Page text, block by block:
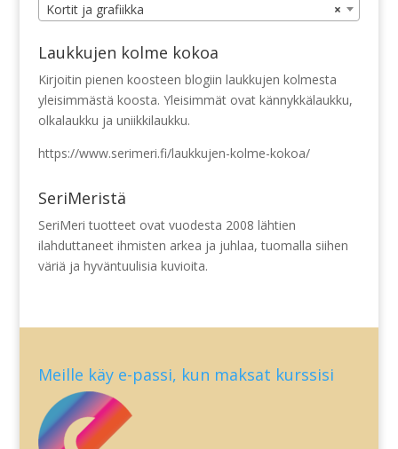
×
Kortit ja grafiikka
Laukkujen kolme kokoa
Kirjoitin pienen koosteen blogiin laukkujen kolmesta
yleisimmästä koosta. Yleisimmät ovat kännykkälaukku,
olkalaukku ja uniikkilaukku.
https://www.serimeri.fi/laukkujen-kolme-kokoa/
SeriMeristä
SeriMeri tuotteet ovat vuodesta 2008 lähtien
ilahduttaneet ihmisten arkea ja juhlaa, tuomalla siihen
väriä ja hyväntuulisia kuvioita.
Meille käy e-passi, kun maksat kurssisi